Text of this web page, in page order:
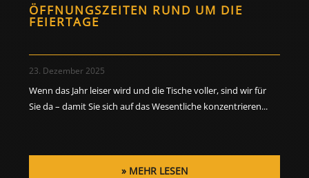
ÖFFNUNGSZEITEN RUND UM DIE
FEIERTAGE
23. Dezember 2025
Wenn das Jahr leiser wird und die Tische voller, sind wir für
Sie da – damit Sie sich auf das Wesentliche konzentrieren...
MEHR LESEN